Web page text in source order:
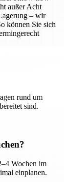
außer Acht
– wir
können Sie sich
rund um
sind.
Wochen im
einplanen.